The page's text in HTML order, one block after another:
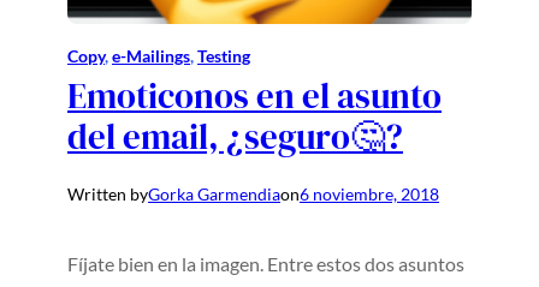
Copy, e-Mailings, Testing
Emoticonos en el asunto
del email, ¿seguro🤔?
Written byGorka Garmendiaon6 noviembre, 2018
Fíjate bien en la imagen. Entre estos dos asuntos